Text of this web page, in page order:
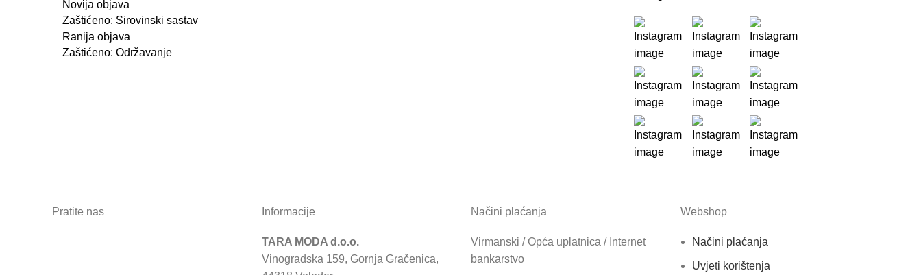
Novija objava
Zaštićeno: Sirovinski sastav
Ranija objava
Zaštićeno: Održavanje
Pratite nas Informacije
TARA MODA d.o.o.
Vinogradska 159, Gornja Gračenica,
Načini plaćanja
Virmanski / Opća uplatnica / Internet
bankarstvo
Webshop
Načini plaćanja
Uvjeti korištenja